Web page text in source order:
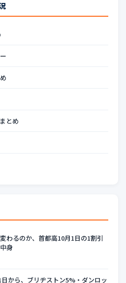
とめ
わるのか、首都高10月1日の1割引
身
から、ブリヂストン5%・ダンロッ